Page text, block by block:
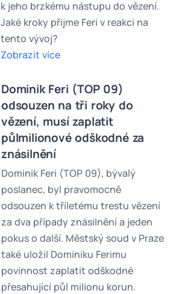
k jeho brzkému nástupu do vězení.
Jaké kroky přijme Feri v reakci na
tento vývoj?
Zobrazit více
Dominik Feri (TOP 09)
odsouzen na tři roky do
vězení, musí zaplatit
půlmilionové odškodné za
znásilnění
Dominik Feri (TOP 09), bývalý
poslanec, byl pravomocně
odsouzen k tříletému trestu vězení
za dva případy znásilnění a jeden
pokus o další. Městský soud v Praze
také uložil Dominiku Ferimu
povinnost zaplatit odškodné
přesahující půl milionu korun.